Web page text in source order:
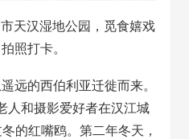
天汉湿地公园，觅食嬉戏
照打卡。
远的西伯利亚迁徙而来。
人和摄影爱好者在汉江城
的红嘴鸥。第二年冬天，